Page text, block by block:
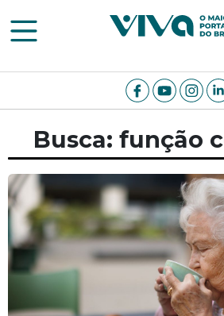
Busca: função